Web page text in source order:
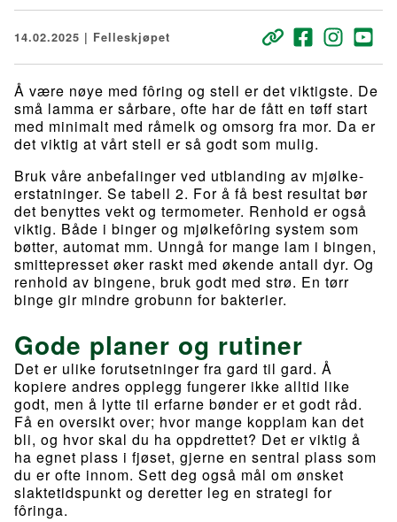
14.02.2025 | Felleskjøpet
Å være nøye med fôring og stell er det viktigste. De
små lamma er sårbare, ofte har de fått en tøff start
med minimalt med råmelk og omsorg fra mor. Da er
det viktig at vårt stell er så godt som mulig.
Bruk våre anbefalinger ved utblanding av mjølke-
erstatninger. Se tabell 2. For å få best resultat bør
det benyttes vekt og termometer. Renhold er også
viktig. Både i binger og mjølkefôring system som
bøtter, automat mm. Unngå for mange lam i bingen,
smittepresset øker raskt med økende antall dyr. Og
renhold av bingene, bruk godt med strø. En tørr
binge gir mindre grobunn for bakterier.
Gode planer og rutiner
Det er ulike forutsetninger fra gard til gard. Å
kopiere andres opplegg fungerer ikke alltid like
godt, men å lytte til erfarne bønder er et godt råd.
Få en oversikt over; hvor mange kopplam kan det
bli, og hvor skal du ha oppdrettet? Det er viktig å
ha egnet plass i fjøset, gjerne en sentral plass som
du er ofte innom. Sett deg også mål om ønsket
slaktetidspunkt og deretter leg en strategi for
fôringa.